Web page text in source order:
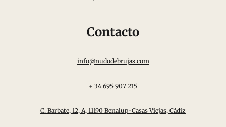
Contacto
info@nudodebrujas.com
+ 34 695 907 215
C. Barbate, 12, A, 11190 Benalup-Casas Viejas, Cádiz